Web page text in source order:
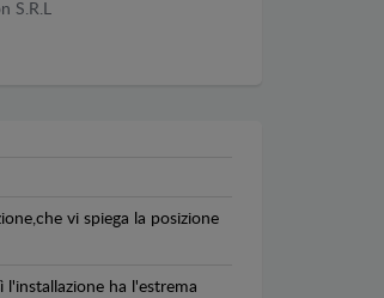
S.R.L
vi spiega la posizione
ha l'estrema